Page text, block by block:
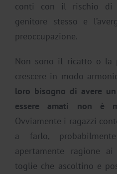
conti con il rischio di
genitore stesso e
preoccupazione.
Non sono il ricatto o la
crescere in modo
loro bisogno di avere
essere amati non è
Ovviamente i ragazzi
a farlo,
apertamente ragione
toglie che ascoltino e